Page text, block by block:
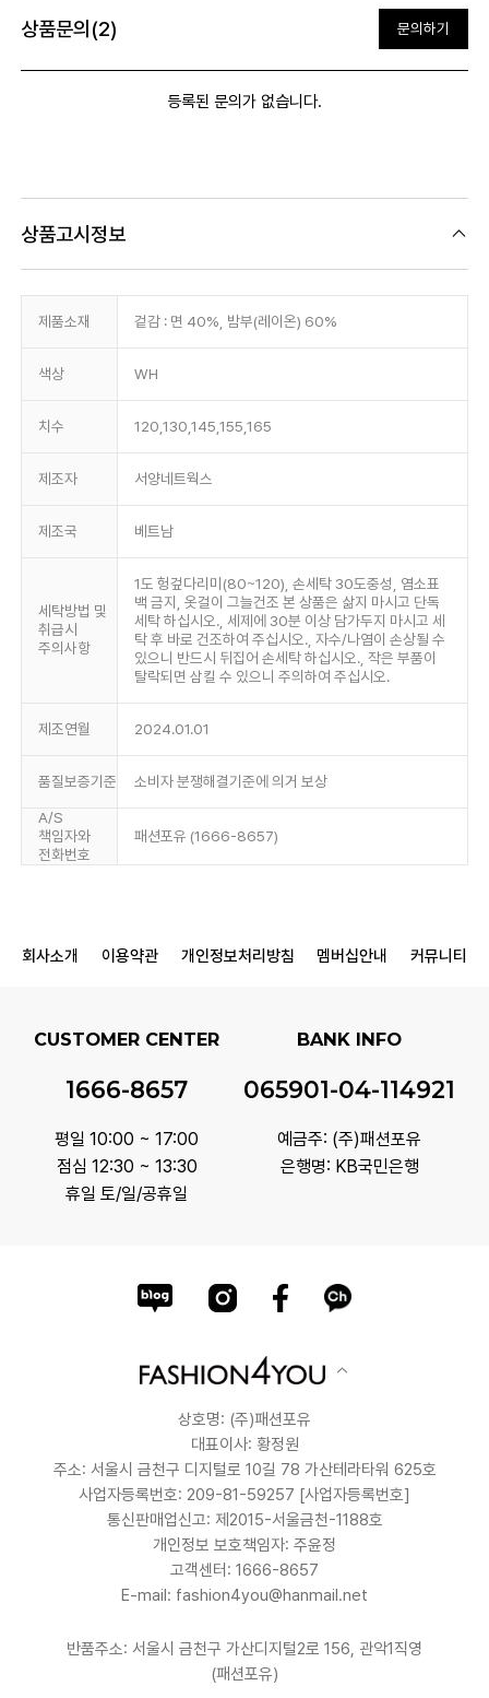
상품문의(2) 문의하기
등록된 문의가 없습니다.
상품고시정보
제품소재 겉감 : 면 40%, 밤부(레이온) 60%
색상 WH
치수 120,130,145,155,165
제조자 서양네트웍스
제조국 베트남
세탁방법 및
취급시
주의사항
1도 헝겊다리미(80~120), 손세탁 30도중성, 염소표
백 금지, 옷걸이 그늘건조 본 상품은 삶지 마시고 단독
세탁 하십시오., 세제에 30분 이상 담가두지 마시고 세
탁 후 바로 건조하여 주십시오., 자수/나염이 손상될 수
있으니 반드시 뒤집어 손세탁 하십시오., 작은 부품이
탈락되면 삼킬 수 있으니 주의하여 주십시오.
제조연월 2024.01.01
품질보증기준 소비자 분쟁해결기준에 의거 보상
A/S
책임자와
전화번호
패션포유 (1666-8657)
회사소개 이용약관 개인정보처리방침 멤버십안내 커뮤니티
CUSTOMER CENTER
1666-8657
평일 10:00 ~ 17:00
점심 12:30 ~ 13:30
휴일 토/일/공휴일
BANK INFO
065901-04-114921
예금주: (주)패션포유
은행명: KB국민은행
상호명: (주)패션포유
대표이사: 황정원
주소: 서울시 금천구 디지털로 10길 78 가산테라타워 625호
사업자등록번호: 209-81-59257 [사업자등록번호]
통신판매업신고: 제2015-서울금천-1188호
개인정보 보호책임자: 주윤정
고객센터: 1666-8657
E-mail: fashion4you@hanmail.net
반품주소: 서울시 금천구 가산디지털2로 156, 관악1직영
(패션포유)